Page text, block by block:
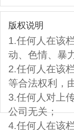
版权说明
1.任何人在该
动、色情、暴
2.任何人在该
等合法权利，
3.任何人对上
公司无关；
4.任何人在该